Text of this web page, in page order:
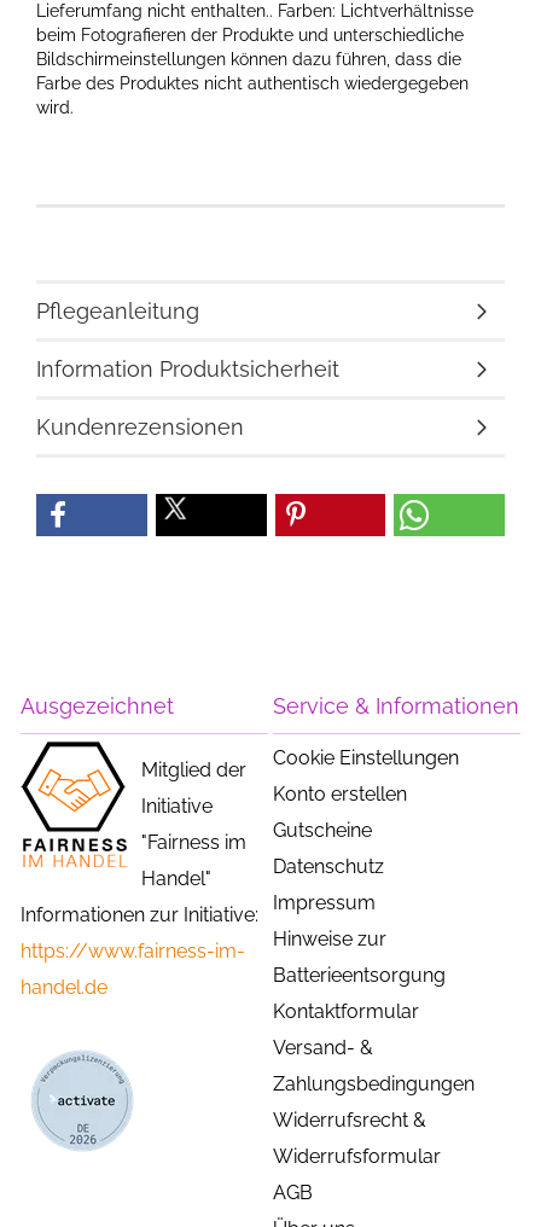
Lieferumfang nicht enthalten.. Farben: Lichtverhältnisse
beim Fotografieren der Produkte und unterschiedliche
Bildschirmeinstellungen können dazu führen, dass die
Farbe des Produktes nicht authentisch wiedergegeben
wird.
Pflegeanleitung
Information Produktsicherheit
Kundenrezensionen
Ausgezeichnet
Mitglied der
Initiative
"Fairness im
Handel"
Informationen zur Initiative:
https://www.fairness-im-
handel.de
Service & Informationen
Cookie Einstellungen
Konto erstellen
Gutscheine
Datenschutz
Impressum
Hinweise zur
Batterieentsorgung
Kontaktformular
Versand- &
Zahlungsbedingungen
Widerrufsrecht &
Widerrufsformular
AGB